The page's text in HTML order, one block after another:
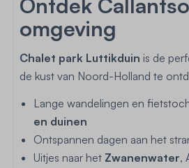
Ontdek
omgeving
Chalet park Luttikduin is de
de kust van Noord-Holland te
Lange wandelingen en
en duinen
Ontspannen dagen aan het
Uitjes naar het Zwanenwater,